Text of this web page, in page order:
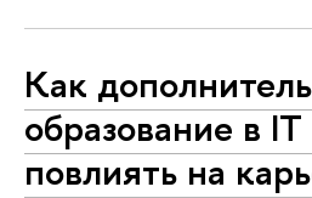
Как
образование в
повлиять на